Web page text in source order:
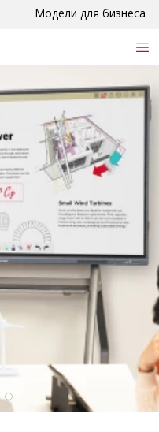
Модели для бизнеса